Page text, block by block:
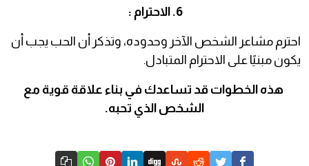
6. الاحترام :
احترم مشاعر الشخص الآخر وحدوده، وتذكر أن الحب يجب أن
يكون مبنيًا على الاحترام المتبادل.
هذه الخطوات قد تساعدك في بناء علاقة قوية مع
الشخص الذي تحبه.